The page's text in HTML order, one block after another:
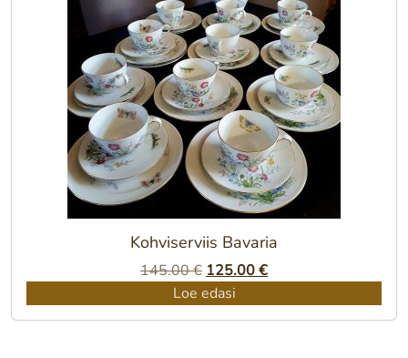
Kohviserviis Bavaria
145.00€ Algne
hind
125.00€Praegune
Loe edasi